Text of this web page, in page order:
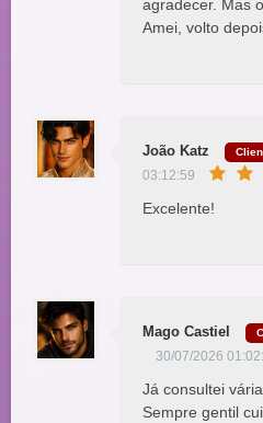
agradecer. Mas
Amei, volto
João Katz
03:12:59
Excelente!
Mago Castiel
30/07/2026
Já consultei
Sempre gentil